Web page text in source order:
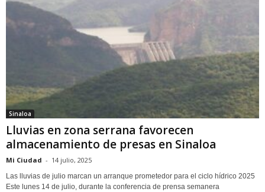
Sinaloa
Lluvias en zona serrana favorecen
almacenamiento de presas en Sinaloa
Mi Ciudad - 14 julio, 2025
Las lluvias de julio marcan un arranque prometedor para el ciclo hídrico 2025
Este lunes 14 de julio, durante la conferencia de prensa semanera